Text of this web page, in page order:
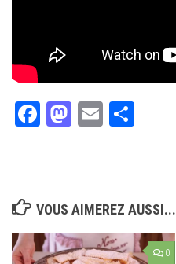
Facebook
Mastodon
Email
VOUS AIMEREZ AUSSI...
0